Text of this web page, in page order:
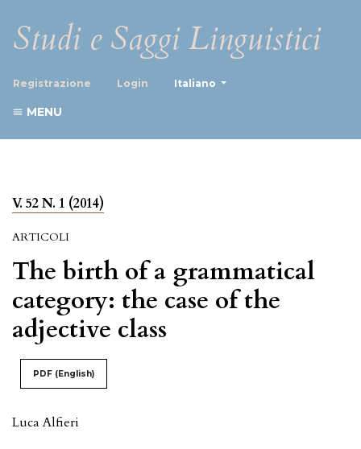
Studi e Saggi Linguistici
Registrazione Login Italiano
MENU
V. 52 N. 1 (2014)
ARTICOLI
The birth of a grammatical
category: the case of the
adjective class
PDF (English)
Luca Alfieri